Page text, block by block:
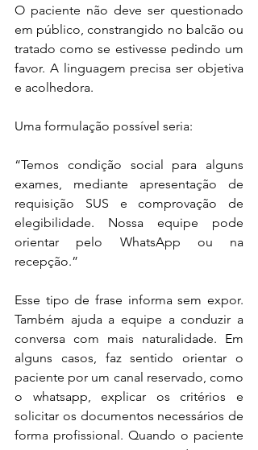
O paciente não deve ser questionado
em público, constrangido no balcão ou
tratado como se estivesse pedindo um
favor. A linguagem precisa ser objetiva
e acolhedora.
Uma formulação possível seria:
“Temos condição social para alguns
exames, mediante apresentação de
requisição SUS e comprovação de
elegibilidade. Nossa equipe pode
orientar pelo WhatsApp ou na
recepção.”
Esse tipo de frase informa sem expor.
Também ajuda a equipe a conduzir a
conversa com mais naturalidade. Em
alguns casos, faz sentido orientar o
paciente por um canal reservado, como
o whatsapp, explicar os critérios e
solicitar os documentos necessários de
forma profissional. Quando o paciente